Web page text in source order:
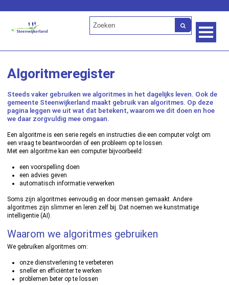
Algoritmeregister
Steeds vaker gebruiken we algoritmes in het dagelijks leven. Ook de
gemeente Steenwijkerland maakt gebruik van algoritmes. Op deze
pagina leggen we uit wat dat betekent, waarom we dit doen en hoe
we daar zorgvuldig mee omgaan.
Een algoritme is een serie regels en instructies die een computer volgt om
een vraag te beantwoorden of een probleem op te lossen.
Met een algoritme kan een computer bijvoorbeeld:
een voorspelling doen
een advies geven
automatisch informatie verwerken
Soms zijn algoritmes eenvoudig en door mensen gemaakt. Andere
algoritmes zijn slimmer en leren zelf bij. Dat noemen we kunstmatige
intelligentie (AI).
Waarom we algoritmes gebruiken
We gebruiken algoritmes om:
onze dienstverlening te verbeteren
sneller en efficiënter te werken
problemen beter op te lossen